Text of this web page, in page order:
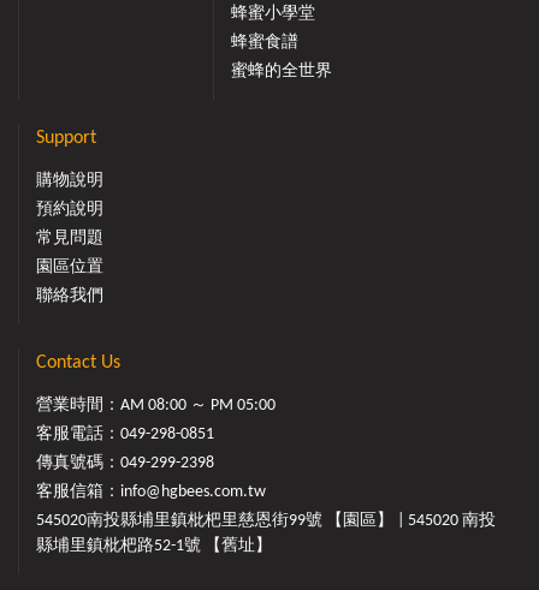
蜂蜜小學堂
蜂蜜食譜
蜜蜂的全世界
Support
購物說明
預約說明
常見問題
園區位置
聯絡我們
Contact Us
營業時間：AM 08:00 ～ PM 05:00
客服電話： 049-298-0851
傳真號碼：049-299-2398
客服信箱： info@hgbees.com.tw
545020南投縣埔里鎮枇杷里慈恩街99號 【園區】 | 545020 南投
縣埔里鎮枇杷路52-1號 【舊址】